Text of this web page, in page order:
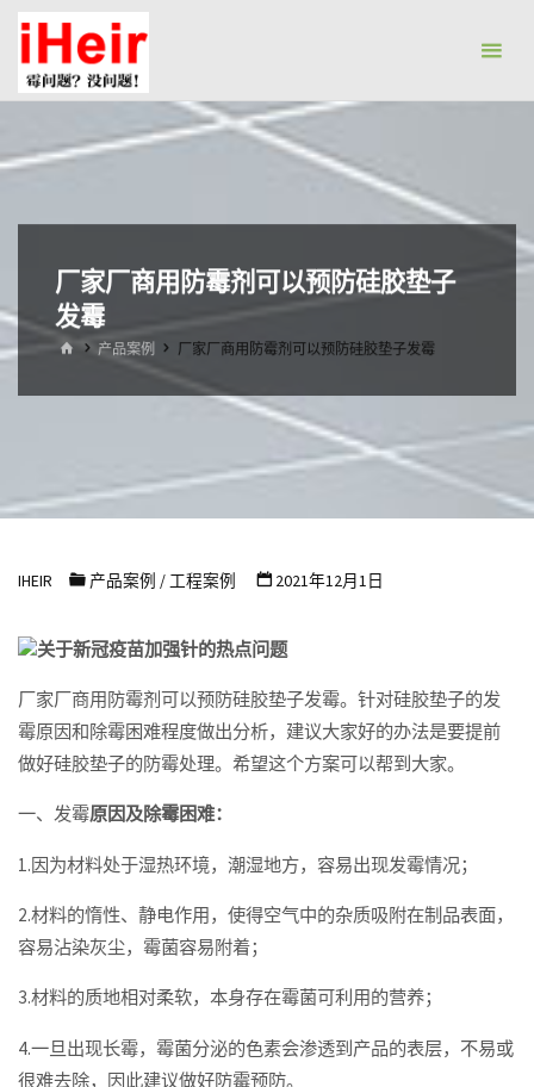
抗
水
干
燥
州
艾
尔
霉
抗
菌
科
技
限
公
司
厂家厂商用防霉剂可以预防硅胶垫子
发霉
首 产品案例 厂家厂商用防霉剂可以预防硅胶垫子发霉
IHEIR 产品案例 / 工程案例 2021年12月1日
关于新冠疫苗加强针的热点问题
厂家厂商用防霉剂可以预防硅胶垫子发霉。针对硅胶垫子的发
霉原因和除霉困难程度做出分析，建议大家好的办法是要提前
做好硅胶垫子的防霉处理。希望这个方案可以帮到大家。
一、发霉原因及除霉困难：
1.因为材料处于湿热环境，潮湿地方，容易出现发霉情况；
2.材料的惰性、静电作用，使得空气中的杂质吸附在制品表面，
容易沾染灰尘，霉菌容易附着；
3.材料的质地相对柔软，本身存在霉菌可利用的营养；
4.一旦出现长霉，霉菌分泌的色素会渗透到产品的表层，不易或
很难去除，因此建议做好防霉预防。